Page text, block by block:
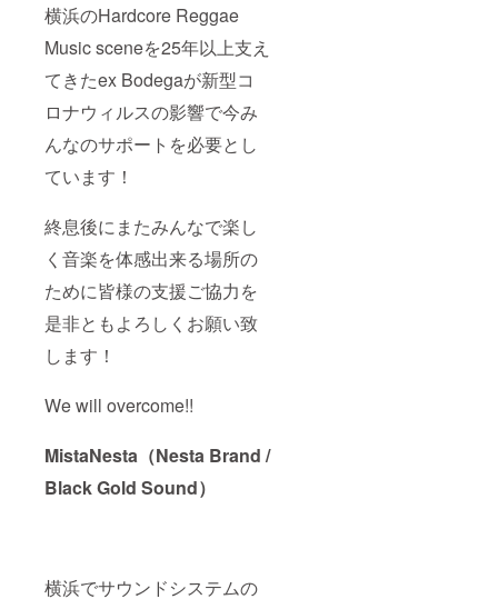
横浜のHardcore Reggae
Music sceneを25年以上支え
てきたex Bodegaが新型コ
ロナウィルスの影響で今み
んなのサポートを必要とし
ています！
終息後にまたみんなで楽し
く音楽を体感出来る場所の
ために皆様の支援ご協力を
是非ともよろしくお願い致
します！
We will overcome!!
MistaNesta（Nesta Brand /
Black Gold Sound）
横浜でサウンドシステムの